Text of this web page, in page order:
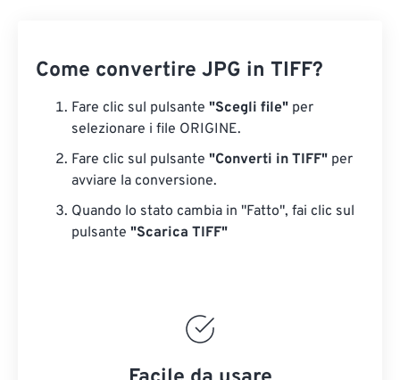
Come convertire JPG in TIFF?
Fare clic sul pulsante "Scegli file" per
selezionare i file ORIGINE.
Fare clic sul pulsante "Converti in TIFF" per
avviare la conversione.
Quando lo stato cambia in "Fatto", fai clic sul
pulsante "Scarica TIFF"